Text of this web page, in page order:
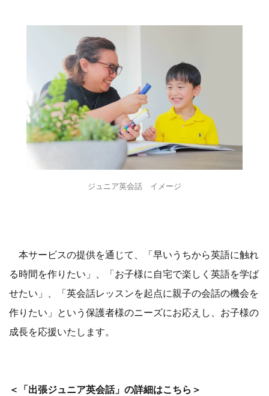
ジュニア英会話 イメージ
本サービスの提供を通じて、「早いうちから英語に触れ
る時間を作りたい」、「お子様に自宅で楽しく英語を学ば
せたい」、「英会話レッスンを起点に親子の会話の機会を
作りたい」という保護者様のニーズにお応えし、お子様の
成長を応援いたします。
＜「出張ジュニア英会話」の詳細はこちら＞